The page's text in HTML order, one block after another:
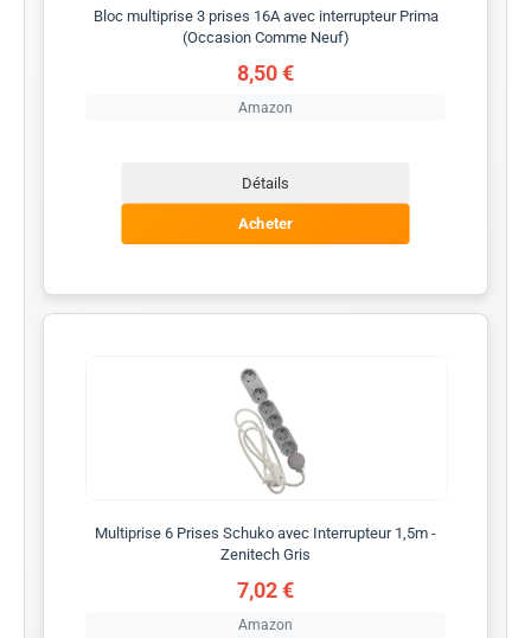
Bloc multiprise 3 prises 16A avec interrupteur Prima
(Occasion Comme Neuf)
8,50 €
Amazon
Détails
Acheter
Multiprise 6 Prises Schuko avec Interrupteur 1,5m -
Zenitech Gris
7,02 €
Amazon